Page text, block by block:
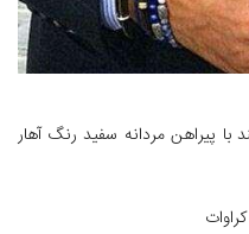
با پیراهن مردانه سفید رنگ آهار